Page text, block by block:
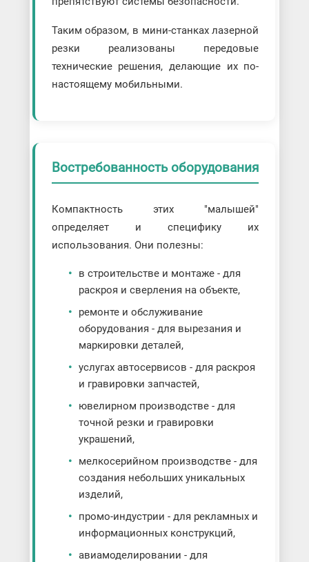
Таким образом, в мини-станках лазерной
резки реализованы передовые
технические решения, делающие их по-
настоящему мобильными.
Востребованность оборудования
Компактность этих "малышей"
определяет и специфику их
использования. Они полезны:
в строительстве и монтаже - для
раскроя и сверления на объекте,
ремонте и обслуживание
оборудования - для вырезания и
маркировки деталей,
услугах автосервисов - для раскроя
и гравировки запчастей,
ювелирном производстве - для
точной резки и гравировки
украшений,
мелкосерийном производстве - для
создания небольших уникальных
изделий,
промо-индустрии - для рекламных и
информационных конструкций,
авиамоделировании - для